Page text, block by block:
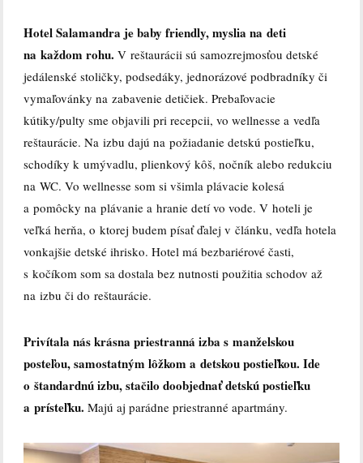
Hotel Salamandra je baby friendly, myslia na deti
na každom rohu. V reštaurácii sú samozrejmosťou detské
jedálenské stoličky, podsedáky, jednorázové podbradníky či
vymaľovánky na zabavenie detičiek. Prebaľovacie
kútiky/pulty sme objavili pri recepcii, vo wellnesse a vedľa
reštaurácie. Na izbu dajú na požiadanie detskú postieľku,
schodíky k umývadlu, plienkový kôš, nočník alebo redukciu
na WC. Vo wellnesse som si všimla plávacie kolesá
a pomôcky na plávanie a hranie detí vo vode. V hoteli je
veľká herňa, o ktorej budem písať ďalej v článku, vedľa hotela
vonkajšie detské ihrisko. Hotel má bezbariérové časti,
s kočíkom som sa dostala bez nutnosti použitia schodov až
na izbu či do reštaurácie.
Privítala nás krásna priestranná izba s manželskou
posteľou, samostatným lôžkom a detskou postieľkou. Ide
o štandardnú izbu, stačilo doobjednať detskú postieľku
a prísteľku.Majú aj parádne priestranné apartmány.